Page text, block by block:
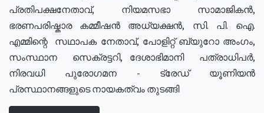
പ്രതിപക്ഷനേതാവ്, നിയമസഭാ സാമാജികൻ,
ഭരണപരിഷ്കാര കമ്മീഷൻ അധ്യക്ഷൻ, സി. പി. ഐ.
എമ്മിന്റെ സഥാപക നേതാവ്, പോളിറ്റ് ബ്യുറോ അംഗം,
സംസ്ഥാന സെക്രട്ടറി, ദേശാഭിമാനി പത്രാധിപർ,
നിരവധി പുരോഗമന - ട്രേഡ് യൂണിയൻ
പ്രസ്ഥാനങ്ങളുടെ നായകത്വം തുടങ്ങി